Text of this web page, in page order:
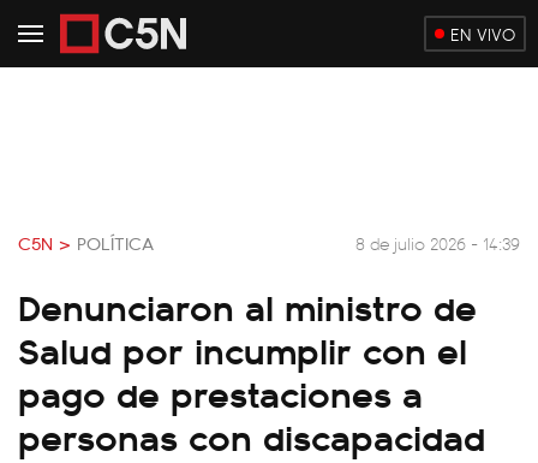
EN VIVO
C5N > POLÍTICA 8 de julio 2026 - 14:39
Denunciaron al ministro de
Salud por incumplir con el
pago de prestaciones a
personas con discapacidad